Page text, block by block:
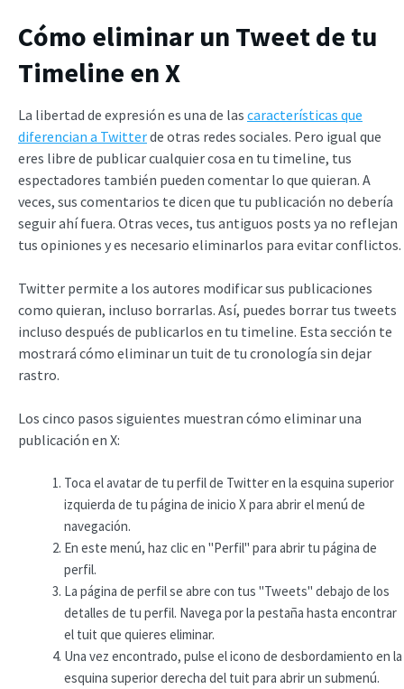
Cómo eliminar un Tweet de tu
Timeline en X
La libertad de expresión es una de las características que
diferencian a Twitterde otras redes sociales. Pero igual que
eres libre de publicar cualquier cosa en tu timeline, tus
espectadores también pueden comentar lo que quieran. A
veces, sus comentarios te dicen que tu publicación no debería
seguir ahí fuera. Otras veces, tus antiguos posts ya no reflejan
tus opiniones y es necesario eliminarlos para evitar conflictos.
Twitter permite a los autores modificar sus publicaciones
como quieran, incluso borrarlas. Así, puedes borrar tus tweets
incluso después de publicarlos en tu timeline. Esta sección te
mostrará cómo eliminar un tuit de tu cronología sin dejar
rastro.
Los cinco pasos siguientes muestran cómo eliminar una
publicación en X:
Toca el avatar de tu perfil de Twitter en la esquina superior
izquierda de tu página de inicio X para abrir el menú de
navegación.
En este menú, haz clic en "Perfil" para abrir tu página de
perfil.
La página de perfil se abre con tus "Tweets" debajo de los
detalles de tu perfil. Navega por la pestaña hasta encontrar
el tuit que quieres eliminar.
Una vez encontrado, pulse el icono de desbordamiento en la
esquina superior derecha del tuit para abrir un submenú.